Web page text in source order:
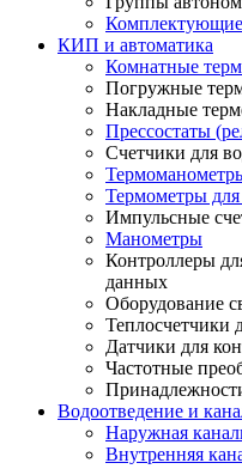
Комплектующие
КИП и автоматика
Комнатные
Погружные
Накладные
Прессостаты
Счетчики для
Термометры
Импульсные
Манометры
Контроллеры
данных
Оборудование
Теплосчетчики
Датчики для
Частотные
Водоотведение и
Наружная
Внутренняя